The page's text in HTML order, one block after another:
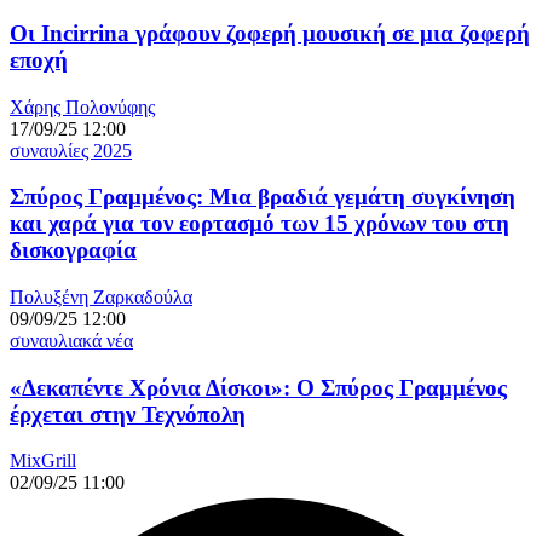
Οι Incirrina γράφουν ζοφερή μουσική σε μια ζοφερή
εποχή
Χάρης Πολονύφης
17/09/25 12:00
συναυλίες 2025
Σπύρος Γραμμένος: Μια βραδιά γεμάτη συγκίνηση
και χαρά για τον εορτασμό των 15 χρόνων του στη
δισκογραφία
Πολυξένη Ζαρκαδούλα
09/09/25 12:00
συναυλιακά νέα
«Δεκαπέντε Χρόνια Δίσκοι»: Ο Σπύρος Γραμμένος
έρχεται στην Τεχνόπολη
MixGrill
02/09/25 11:00